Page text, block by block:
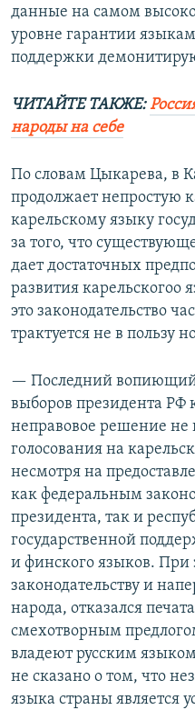
данные на самом
уровне гарантии
поддержки
ЧИТАЙТЕ ТАКЖЕ:
народы на себе
По словам Цыкарева, в
продолжает непростую
карельскому языку
за того, что
дает достаточных
развития карельскогоо
это законодательство
трактуется не в пользу
— Последний
выборов президента
неправовое решение не
голосования на
несмотря на
как федеральным
президента, так и
государственной
и финского языков.
законодательству и
народа, отказался
смехотворным
владеют русским
не сказано о том, что
языка страны является